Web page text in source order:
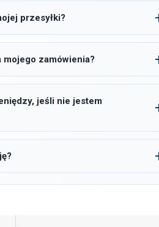
przesyłki?
zamówienia?
jeśli nie jestem